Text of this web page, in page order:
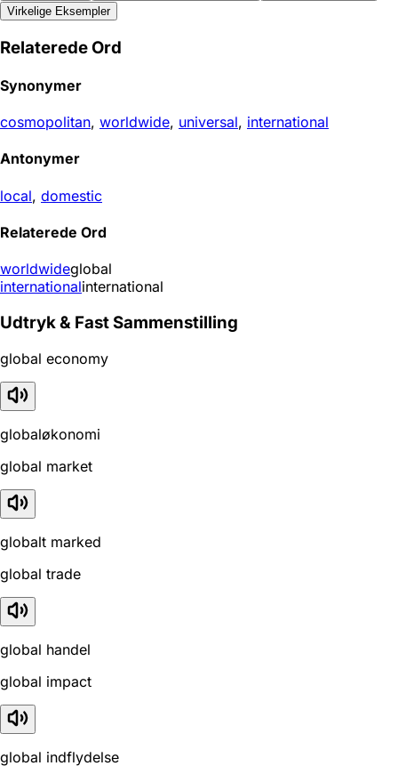
Virkelige Eksempler
Relaterede Ord
Synonymer
cosmopolitan, worldwide, universal, international
Antonymer
local, domestic
Relaterede Ord
worldwideglobal
internationalinternational
Udtryk & Fast Sammenstilling
global economy
globaløkonomi
global market
globalt marked
global trade
global handel
global impact
global indflydelse